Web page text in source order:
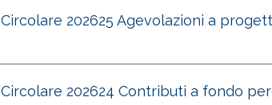
Circolare 202625 Agevolazioni a
Circolare 202624 Contributi a fondo